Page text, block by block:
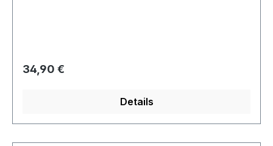
Regulärer Preis:
34,90 €
Details